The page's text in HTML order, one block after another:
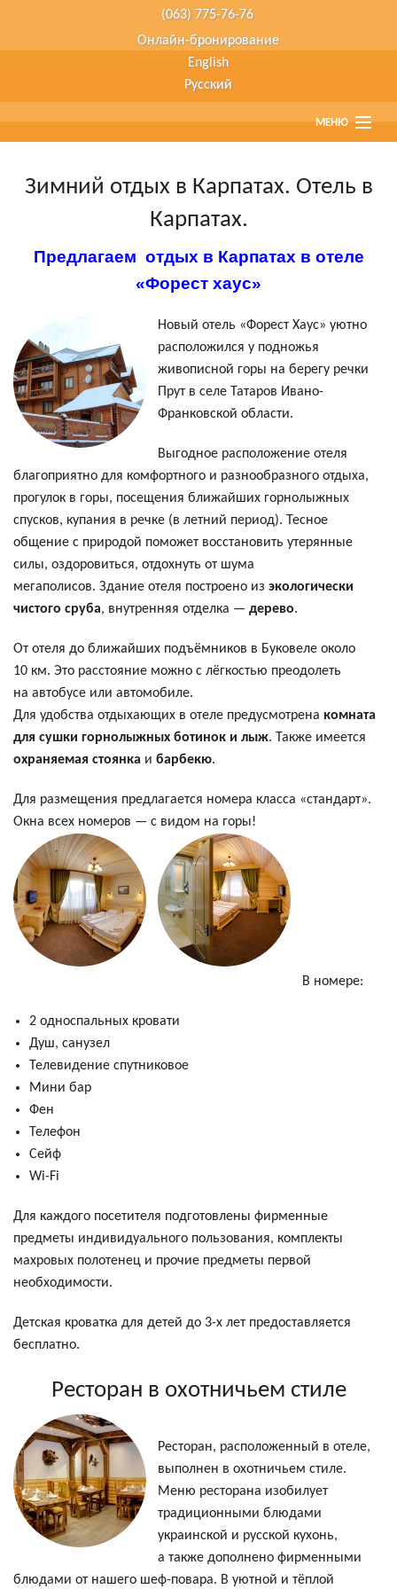
(063) 775-76-76
Онлайн-бронирование
English
Русский
МЕНЮ
Туристам
Туры наших партнеров
Агенствам
О компании
Контакти
Зимний отдых в Карпатах. Отель в
Карпатах.
Предлагаем отдых в Карпатах в отеле
«Форест хаус»
Новый отель «Форест Хаус» уютно
расположился у подножья
живописной горы на берегу речки
Прут в селе Татаров Ивано-
Франковской области.
Выгодное расположение отеля
благоприятно для комфортного и разнообразного отдыха,
прогулок в горы, посещения ближайших горнолыжных
спусков, купания в речке (в летний период). Тесное
общение с природой поможет восстановить утерянные
силы, оздоровиться, отдохнуть от шума
мегаполисов. Здание отеля построено из экологически
чистого сруба, внутренняя отделка — дерево.
От отеля до ближайших подъёмников в Буковеле около
10 км. Это расстояние можно с лёгкостью преодолеть
на автобусе или автомобиле.
Для удобства отдыхающих в отеле предусмотрена комната
для сушки горнолыжных ботинок и лыж. Также имеется
охраняемая стоянка и барбекю.
Для размещения предлагается номера класса «стандарт».
Окна всех номеров — с видом на горы!
В номере:
2 односпальных кровати
Душ, санузел
Телевидение спутниковое
Мини бар
Фен
Телефон
Сейф
Wi-Fi
Для каждого посетителя подготовлены фирменные
предметы индивидуального пользования, комплекты
махровых полотенец и прочие предметы первой
необходимости.
Детская кроватка для детей до 3-х лет предоставляется
бесплатно.
Ресторан в охотничьем стиле
Ресторан, расположенный в отеле,
выполнен в охотничьем стиле.
Меню ресторана изобилует
традиционными блюдами
украинской и русской кухонь,
а также дополнено фирменными
блюдами от нашего шеф-повара. В уютной и тёплой